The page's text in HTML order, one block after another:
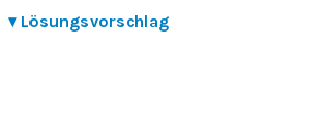
▾ Lösungsvorschlag